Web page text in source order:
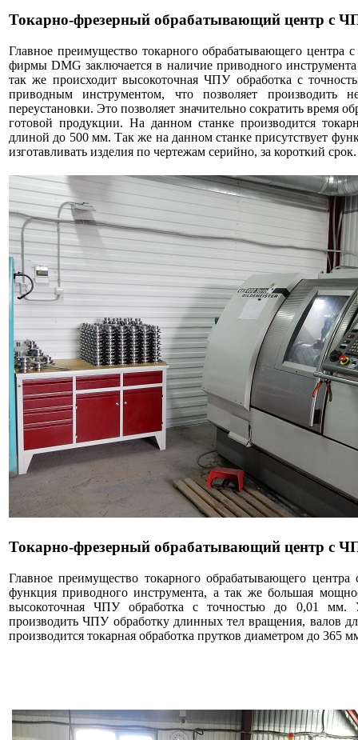
Токарно-фрезерный обрабатывающий центр с
Главное преимущество токарного обрабатывающего
фирмы DMG заключается в наличие приводного
так же происходит высокоточная ЧПУ обработка с
приводным инструментом, что позволяет производить
переустановки. Это позволяет значительно сократить время
готовой продукции. На данном станке производится
длиной до 500 мм. Так же на данном станке присутствует
изготавливать изделия по чертежам серийно, за короткий срок.
Токарно-фрезерный обрабатывающий центр с
Главное преимущество токарного обрабатывающего
функция приводного инструмента, а так же большая
высокоточная ЧПУ обработка с точностью до 0,01 мм.
производить ЧПУ обработку длинных тел вращения, валов
производится токарная обработка прутков диаметром до